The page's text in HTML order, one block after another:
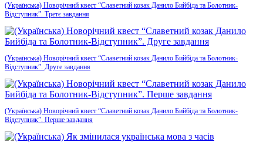
(Українська) Новорічний квест “Славетний козак Данило Бийбіда та Болотник-
Відступник”. Третє завдання
(Українська) Новорічний квест “Славетний козак Данило Бийбіда та Болотник-
Відступник”. Друге завдання
(Українська) Новорічний квест “Славетний козак Данило Бийбіда та Болотник-
Відступник”. Перше завдання